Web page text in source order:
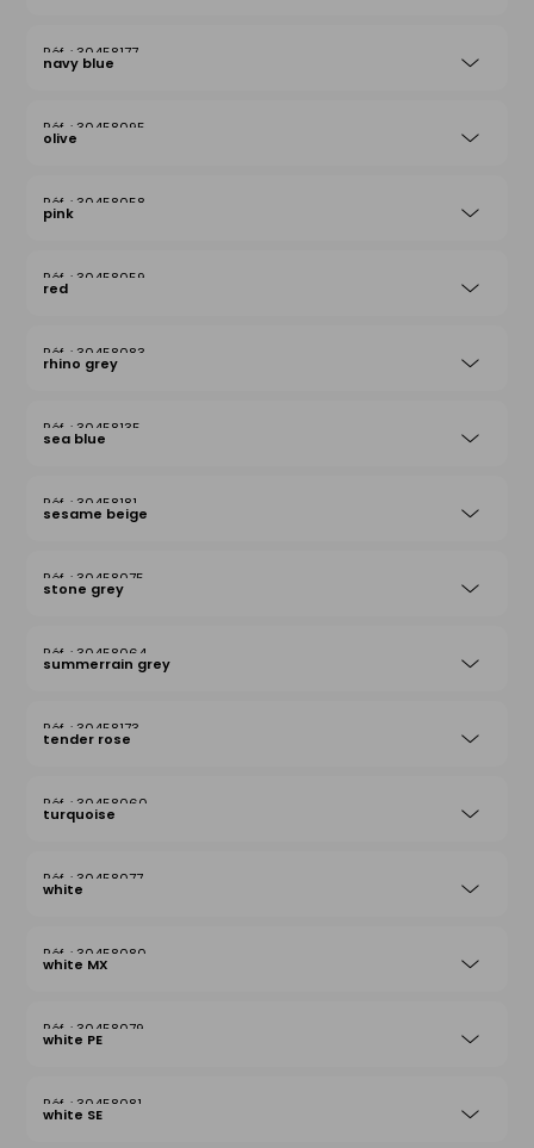
30458177
navy blue
30458095
olive
30458058
pink
30458059
red
30458083
rhino grey
30458135
sea blue
30458181
sesame beige
30458075
stone grey
30458064
summerrain grey
30458173
tender rose
30458060
turquoise
30458077
white
30458080
white MX
30458079
white PE
30458081
white SE